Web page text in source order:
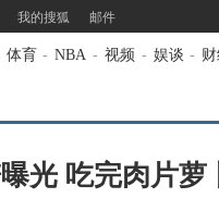
我的搜狐 邮件
体育 - NBA - 视频 - 娱谈 -
光 吃完肉片萝